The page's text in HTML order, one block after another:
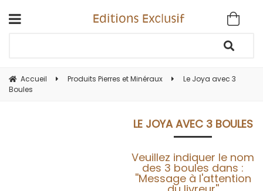
Accueil Produits Pierres et Minéraux
Le Joya avec 3
Boules
LE JOYA AVEC 3 BOULES
Veuillez indiquer le nom
des 3 boules dans :
''Message à l'attention